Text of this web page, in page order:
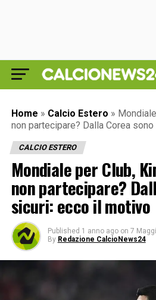
Home » Calcio Estero »
non partecipare? Dalla Corea
CALCIO ESTERO
Mondiale per Club,
non partecipare?
sicuri: ecco il motivo
Published 1 anno ago on 7
By Redazione CalcioNews24